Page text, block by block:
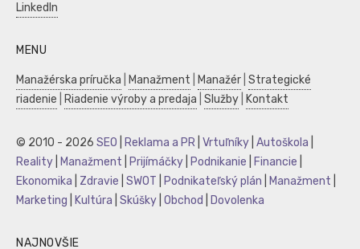
LinkedIn
MENU
Manažérska príručka Manažment Manažér Strategické
riadenie
Riadenie výroby a predaja Služby Kontakt
© 2010 - 2026 SEO Reklama a PR Vrtuľníky Autoškola
Reality
Manažment Prijímáčky Podnikanie Financie
Ekonomika
Zdravie SWOT Podnikateľský plán Manažment
Marketing
Kultúra Skúšky Obchod Dovolenka
NAJNOVŠIE